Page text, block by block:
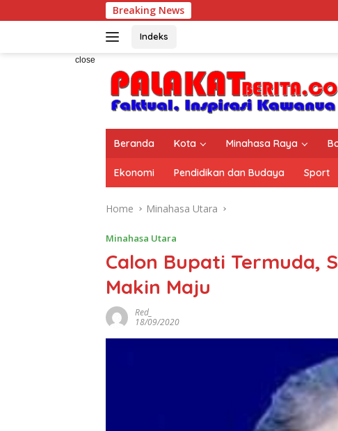
to
Breaking News HAN 2026, 36
Indeks
close
Beranda Kota Minahasa Raya
Ekonomi Pendidikan dan Budaya Sport
Home Minahasa Utara
Minahasa Utara
Calon Bupati Termuda,
Makin Maju
Red_
18/09/2020